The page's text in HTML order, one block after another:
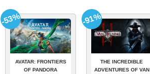
AVATAR: FRONTIERS
OF PANDORA
-53%
THE INCREDIBLE
ADVENTURES OF VAN
-91%